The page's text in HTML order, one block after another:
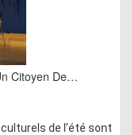
Citoyen De…
de l’été sont